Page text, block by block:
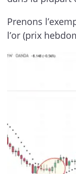
Prenons
l’or (prix